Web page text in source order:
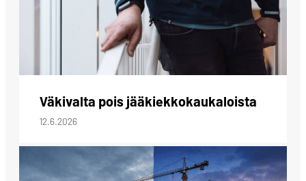
Väkivalta pois jääkiekkokaukaloista
12.6.2026